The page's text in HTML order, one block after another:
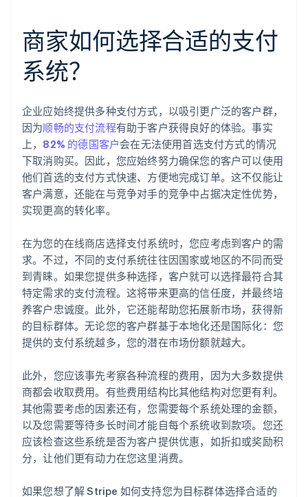
商家如何选择合适的支付
系统？
企业应始终提供多种支付方式，以吸引更广泛的客户群，
因为顺畅的支付流程有助于客户获得良好的体验。事实
上， 82% 的德国客户会在无法使用首选支付方式的情况
下取消购买。因此，您应始终努力确保您的客户可以使用
他们首选的支付方式快速、方便地完成订单。这不仅能让
客户满意，还能在与竞争对手的竞争中占据决定性优势，
实现更高的转化率。
在为您的在线商店选择支付系统时，您应考虑到客户的需
求。不过，不同的支付系统往往因国家或地区的不同而受
到青睐。如果您提供多种选择，客户就可以选择最符合其
特定需求的支付流程。这将带来更高的信任度，并最终培
养客户忠诚度。此外，它还能帮助您拓展新市场，获得新
的目标群体。无论您的客户群基于本地化还是国际化：您
提供的支付系统越多，您的潜在市场份额就越大。
此外，您应该事先考察各种流程的费用，因为大多数提供
商都会收取费用。有些费用结构比其他结构对您更有利。
其他需要考虑的因素还有，您需要每个系统处理的金额，
以及您需要等待多长时间才能自每个系统收到款项。您还
应该检查这些系统是否为客户提供优惠，如折扣或奖励积
分，让他们更有动力在您这里消费。
如果您想了解 Stripe 如何支持您为目标群体选择合适的